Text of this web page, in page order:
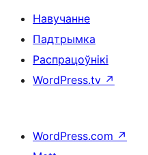
Навучанне
Падтрымка
Распрацоўнікі
WordPress.tv ↗
WordPress.com ↗